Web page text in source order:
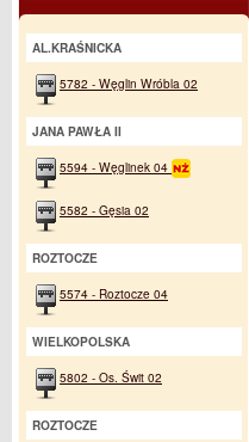
AL.KRAŚNICKA
5782 - Węglin Wróbla 02
JANA PAWŁA II
5594 - Węglinek 04
5582 - Gęsia 02
ROZTOCZE
5574 - Roztocze 04
WIELKOPOLSKA
5802 - Os. Świt 02
ROZTOCZE